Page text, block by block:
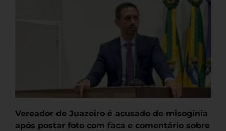
Vereador de Juazeiro é acusado de misoginia
após postar foto com faca e comentário sobre